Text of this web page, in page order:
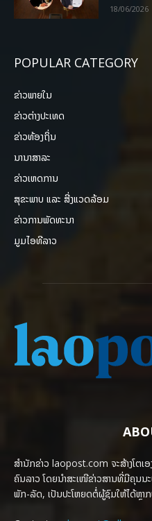
18/06/2026
POPULAR CATEGORY
ຂ່າວພາຍ​ໃນ
ຂ່າວຕ່າງປະເທດ
ຂ່າວທ້ອງຖິ່ນ
ນານາສາລະ
ຂ່າວເຫດການ
ສຸຂະພາບ ແລະ ສີ່ງແວດລ້ອມ
ຂ່າວການພັດທະນາ
ມູມໄອທີລາວ
ສຳນັກຂ່າວ laopost.com ຈະສ້າງໂຕເ
ຄົນລາວ ໂດຍນຳສະເໜີຂ່າວສານທີ່ມີຄຸນນ
ພັກ-ລັດ, ເປັນປະໂຫຍດຕໍ່ຜູ້ຊົມໃຫ້ໄດ້ຫຼາ